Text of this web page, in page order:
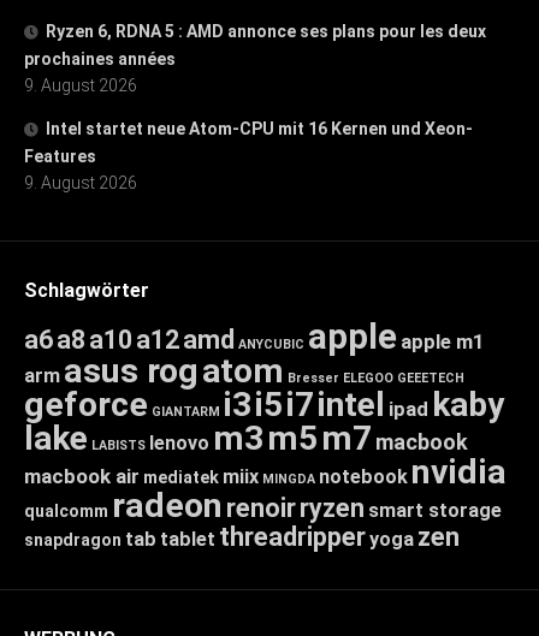
Ryzen 6, RDNA 5 : AMD annonce ses plans pour les deux
prochaines années
9. August 2026
Intel startet neue Atom-CPU mit 16 Kernen und Xeon-
Features
9. August 2026
Schlagwörter
a6a8 a10 a12amd ANYCUBIC apple apple m1
arm asus rogatom Bresser ELEGOO GEEETECH
geforce GIANTARM i3i5i7intel ipad kaby
lake LABISTS lenovo m3m5m7 macbook
macbook air mediatek miix MINGDA notebook nvidia
qualcomm radeon renoirryzen smart storage
snapdragon tab tablet threadripperyoga zen